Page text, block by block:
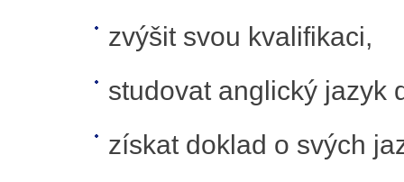
zvýšit svou kvalifikaci,
studovat anglický jazyk
získat doklad o svých